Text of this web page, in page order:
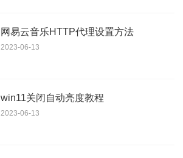
网易云音乐HTTP代理设置方法
2023-06-13
win11关闭自动亮度教程
2023-06-13